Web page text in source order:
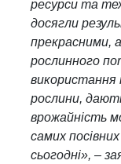
ресурси та
досягли
прекрасними,
рослинного
використання
рослини,
врожайність
самих
сьогодні», –